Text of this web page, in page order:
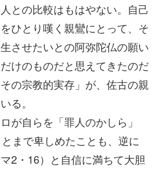
との比較はもはやない。自己
ひとり嘆く親鸞にとって、そ
させたいとの阿弥陀仏の願い
けのものだと思えてきたのだ
の宗教的実存」が、佐古の親
る。
が自らを「罪人のかしら」
まで卑しめたことも、逆に
2・16）と自信に満ちて大胆